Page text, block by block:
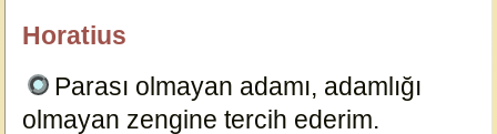
Horatius
Parası olmayan adamı, adamlığı
olmayan zengine tercih ederim.